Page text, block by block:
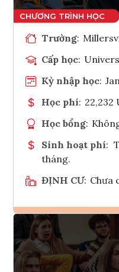
Trường:
Cấp học:
Kỳ nhập học:
Học phí: 22,232
Học bổng:
Sinh hoạt phí:
tháng.
ĐỊNH CƯ: Chưa